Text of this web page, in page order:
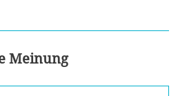
Meinung